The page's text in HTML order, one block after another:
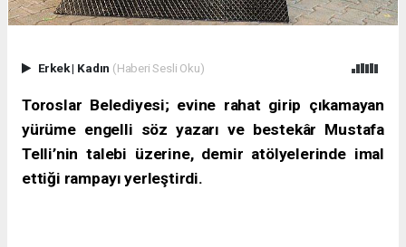
Erkek| Kadın (Haberi Sesli Oku)
Toroslar Belediyesi; evine rahat girip çıkamayan
yürüme engelli söz yazarı ve bestekâr Mustafa
Telli’nin talebi üzerine, demir atölyelerinde imal
ettiği rampayı yerleştirdi.